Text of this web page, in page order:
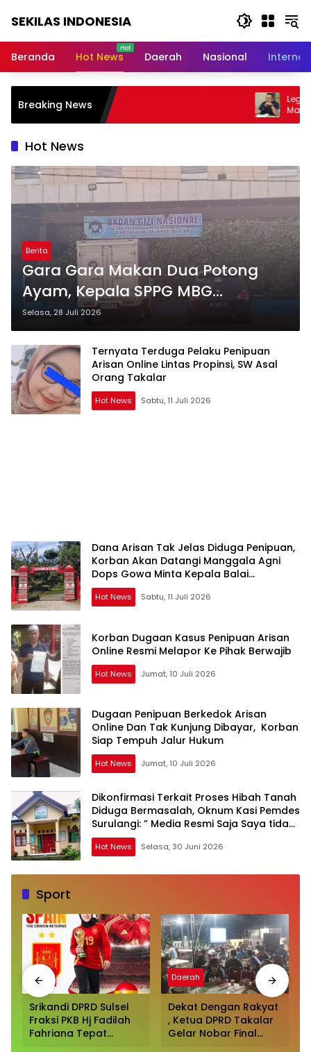
SEKILAS INDONESIA
Terkini,
World,
Headlines,
News
Today
Beranda Hot News Daerah Nasional
Breaking News
Legislator Gerindra Wihadi
Masyarakat Awasi Program
Bergizi Gratis agar Tepat
Hot News
Berita
Gara Gara Makan Dua Potong
Ayam, Kepala SPPG MBG
Kalabbirang- Takalar Pecat
Relawan
Selasa, 28 Juli 2026
Ternyata Terduga Pelaku Penipuan
Arisan Online Lintas Propinsi, SW Asal
Orang Takalar
Hot News Sabtu, 11 Juli 2026
Dana Arisan Tak Jelas Diduga Penipuan,
Korban Akan Datangi Manggala Agni
Dops Gowa Minta Kepala Balai
Kehutanan Bulurokeng Turun Tangan
Hot News Sabtu, 11 Juli 2026
Korban Dugaan Kasus Penipuan Arisan
Online Resmi Melapor Ke Pihak Berwajib
Hot News Jumat, 10 Juli 2026
Dugaan Penipuan Berkedok Arisan
Online Dan Tak Kunjung Dibayar, Korban
Siap Tempuh Jalur Hukum
Hot News Jumat, 10 Juli 2026
Dikonfirmasi Terkait Proses Hibah Tanah
Diduga Bermasalah, Oknum Kasi Pemdes
Surulangi: ” Media Resmi Saja Saya tidak
Takut apalagi Media Abal Abal Seperti
Kalian”
Hot News Selasa, 30 Juni 2026
Sport
Sport
Srikandi DPRD Sulsel
Fraksi PKB Hj Fadilah
Fahriana Tepat
Daerah
Dekat Dengan Rakyat
, Ketua DPRD Takalar
Gelar Nobar Final